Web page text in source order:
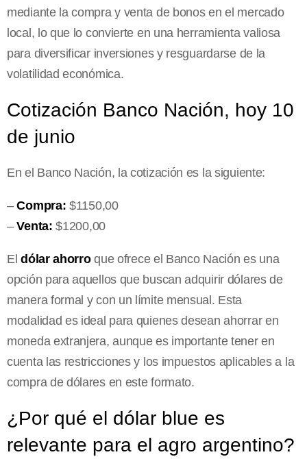
mediante la compra y venta de bonos en el mercado
local, lo que lo convierte en una herramienta valiosa
para diversificar inversiones y resguardarse de la
volatilidad económica.
Cotización Banco Nación, hoy 10
de junio
En el Banco Nación, la cotización es la siguiente:
–Compra: $1150,00
–Venta: $1200,00
Eldólar ahorroque ofrece el Banco Nación es una
opción para aquellos que buscan adquirir dólares de
manera formal y con un límite mensual. Esta
modalidad es ideal para quienes desean ahorrar en
moneda extranjera, aunque es importante tener en
cuenta las restricciones y los impuestos aplicables a la
compra de dólares en este formato.
¿Por qué el dólar blue es
relevante para el agro argentino?